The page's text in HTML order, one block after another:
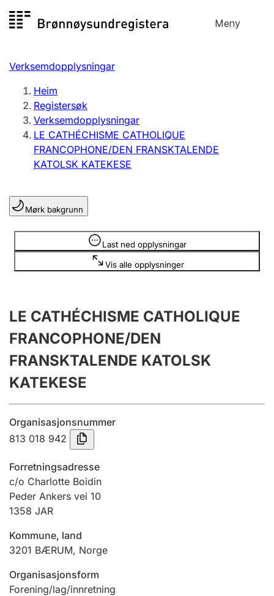
til
Meny
Registersøk
Aksjeselskap
Enkeltpersonføretak
Registrere, endre, slette
Registrere, endre, slette
Fleire organisasjonsformer
Innsending og forseinkingsgebyr
Tinglysing
Jeger
Betaling og jegeravgiftskort
Ektepaktrettleiaren
Andre tema
Verksemdopplysningar
Heim
Registersøk
Verksemdopplysningar
LE CATHÉCHISME CATHOLIQUE
FRANCOPHONE/DEN FRANSKTALENDE
KATOLSK KATEKESE
Mørk bakgrunn
Last ned opplysningar
Vis alle opplysninger
Opplysninger er skjult
LE CATHÉCHISME CATHOLIQUE
FRANCOPHONE/DEN
FRANSKTALENDE KATOLSK
KATEKESE
Organisasjonsnummer
813 018 942
Forretningsadresse
c/o Charlotte Boidin
Peder Ankers vei 10
1358 JAR
Kommune, land
3201 BÆRUM, Norge
Organisasjonsform
Forening/lag/innretning